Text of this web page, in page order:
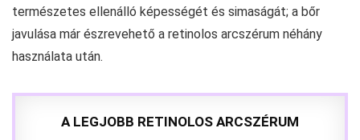
természetes ellenálló képességét és simaságát; a bőr
javulása már észrevehető a retinolos arcszérum néhány
használata után.
A LEGJOBB RETINOLOS ARCSZÉRUM